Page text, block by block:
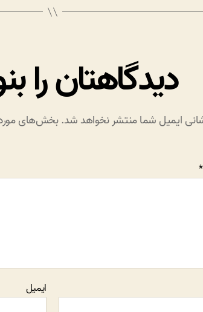
دیدگاهتان را
ایمیل شما منتشر نخواهد شد.بخش‌های
*
ایمیل